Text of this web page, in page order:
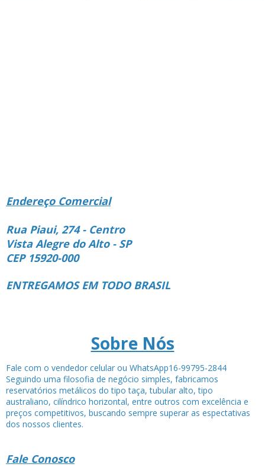
Endereço Comercial
Rua Piaui, 274 - Centro
Vista Alegre do Alto - SP
CEP 15920-000
ENTREGAMOS EM TODO BRASIL
Sobre Nós
Fale com o vendedor celular ou WhatsApp16-99795-2844
Seguindo uma filosofia de negócio simples, fabricamos
reservatórios metálicos do tipo taça, tubular alto, tipo
australiano, cilíndrico horizontal, entre outros com excelência e
preços competitivos, buscando sempre superar as espectativas
dos nossos clientes.
Fale Conosco